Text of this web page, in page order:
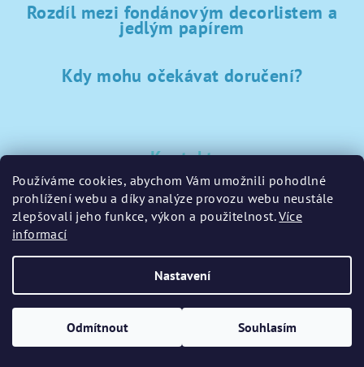
Používáme cookies, abychom Vám umožnili pohodlné
prohlížení webu a díky analýze provozu webu neustále
zlepšovali jeho funkce, výkon a použitelnost.Více
informací
Nastavení
Odmítnout Souhlasím
Rozdíl mezi fondánovým decorlistem a
jedlým papírem
Kdy mohu očekávat doručení?
Kontakt
sklad@sladke-potreby.cz
+420 797728283
Upravit nastavení cookies
Vytvořil Shoptet